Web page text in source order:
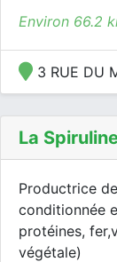
Environ 66.2
3 RUE DU
La
Productrice
conditionnée
protéines,
végétale)